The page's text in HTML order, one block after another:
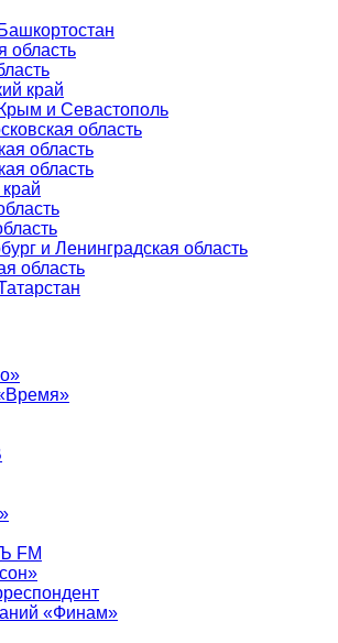
область
край
и Севастополь
область
область
область
и Ленинградская область
область
FM
«Финам»